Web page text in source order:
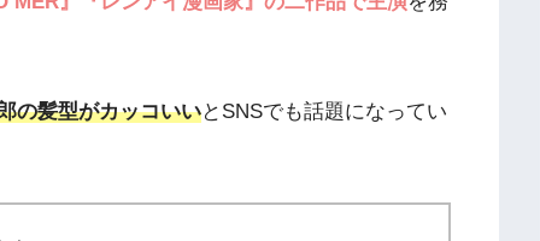
の髪型がカッコいいとSNSでも話題になってい